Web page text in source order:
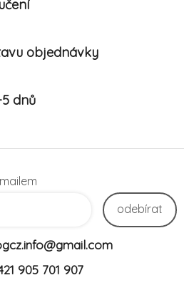
objednávky
dnů
odebírat
905 701 907